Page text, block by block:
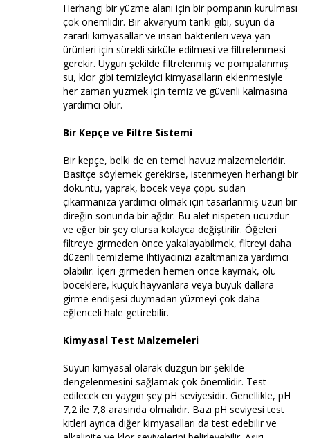
Herhangi bir yüzme alanı için bir pompanın kurulması
çok önemlidir. Bir akvaryum tankı gibi, suyun da
zararlı kimyasallar ve insan bakterileri veya yan
ürünleri için sürekli sirküle edilmesi ve filtrelenmesi
gerekir. Uygun şekilde filtrelenmiş ve pompalanmış
su, klor gibi temizleyici kimyasalların eklenmesiyle
her zaman yüzmek için temiz ve güvenli kalmasına
yardımcı olur.
Bir Kepçe ve Filtre Sistemi
Bir kepçe, belki de en temel havuz malzemeleridir.
Basitçe söylemek gerekirse, istenmeyen herhangi bir
döküntü, yaprak, böcek veya çöpü sudan
çıkarmanıza yardımcı olmak için tasarlanmış uzun bir
direğin sonunda bir ağdır. Bu alet nispeten ucuzdur
ve eğer bir şey olursa kolayca değiştirilir. Öğeleri
filtreye girmeden önce yakalayabilmek, filtreyi daha
düzenli temizleme ihtiyacınızı azaltmanıza yardımcı
olabilir. İçeri girmeden hemen önce kaymak, ölü
böceklere, küçük hayvanlara veya büyük dallara
girme endişesi duymadan yüzmeyi çok daha
eğlenceli hale getirebilir.
Kimyasal Test Malzemeleri
Suyun kimyasal olarak düzgün bir şekilde
dengelenmesini sağlamak çok önemlidir. Test
edilecek en yaygın şey pH seviyesidir. Genellikle, pH
7,2 ile 7,8 arasında olmalıdır. Bazı pH seviyesi test
kitleri ayrıca diğer kimyasalları da test edebilir ve